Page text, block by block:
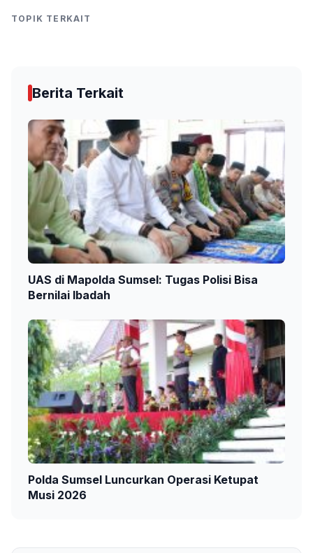
TOPIK TERKAIT
Berita Terkait
UAS di Mapolda Sumsel: Tugas Polisi Bisa
Bernilai Ibadah
Polda Sumsel Luncurkan Operasi Ketupat
Musi 2026